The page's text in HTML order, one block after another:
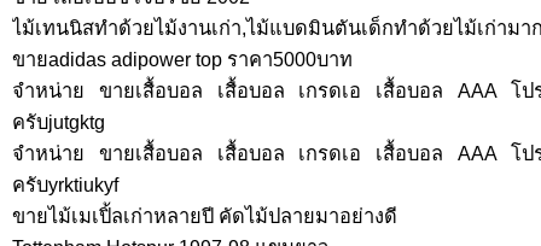
ไม้เทนนิสทำด้วยไม้งานเก่า,ไม้แบดมินตันเด็กทำด้วยไม้เก่ามา
ขายadidas adipower top ราคา5000บาท
จำหน่าย ขายเสื้อบอล เสื้อบอล เกรดเอ เสื้อบอล AAA
ครับjutgktg
จำหน่าย ขายเสื้อบอล เสื้อบอล เกรดเอ เสื้อบอล AAA
ครับyrktiukyf
ขายไม้เมเปิ้ลเก่าหลายปี คัดไม้ปลายมาอย่างดี